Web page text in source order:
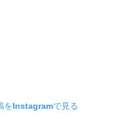
をInstagramで見る